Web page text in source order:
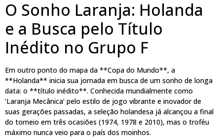
O Sonho Laranja: Holanda
e a Busca pelo Título
Inédito no Grupo F
Em outro ponto do mapa da **Copa do Mundo**, a
**Holanda** inicia sua jornada em busca de um sonho de longa
data: o **título inédito**. Conhecida mundialmente como
‘Laranja Mecânica’ pelo estilo de jogo vibrante e inovador de
suas gerações passadas, a seleção holandesa já alcançou a final
do torneio em três ocasiões (1974, 1978 e 2010), mas o troféu
máximo nunca veio para o país dos moinhos.